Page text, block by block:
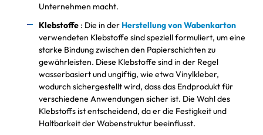
Unternehmen macht.
Klebstoffe : Die in der Herstellung von Wabenkarton
verwendeten Klebstoffe sind speziell formuliert, um eine
starke Bindung zwischen den Papierschichten zu
gewährleisten. Diese Klebstoffe sind in der Regel
wasserbasiert und ungiftig, wie etwa Vinylkleber,
wodurch sichergestellt wird, dass das Endprodukt für
verschiedene Anwendungen sicher ist. Die Wahl des
Klebstoffs ist entscheidend, da er die Festigkeit und
Haltbarkeit der Wabenstruktur beeinflusst.